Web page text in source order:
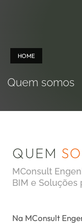
HOME
Quem somos
QUEM
MConsult
BIM e Soluções
Na MConsult